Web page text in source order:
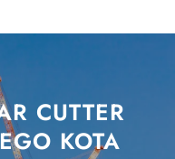
CUTTER
KOTA